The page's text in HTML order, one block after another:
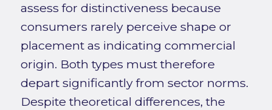
assess for distinctiveness because
consumers rarely perceive shape or
placement as indicating commercial
origin. Both types must therefore
depart significantly from sector norms.
Despite theoretical differences, the